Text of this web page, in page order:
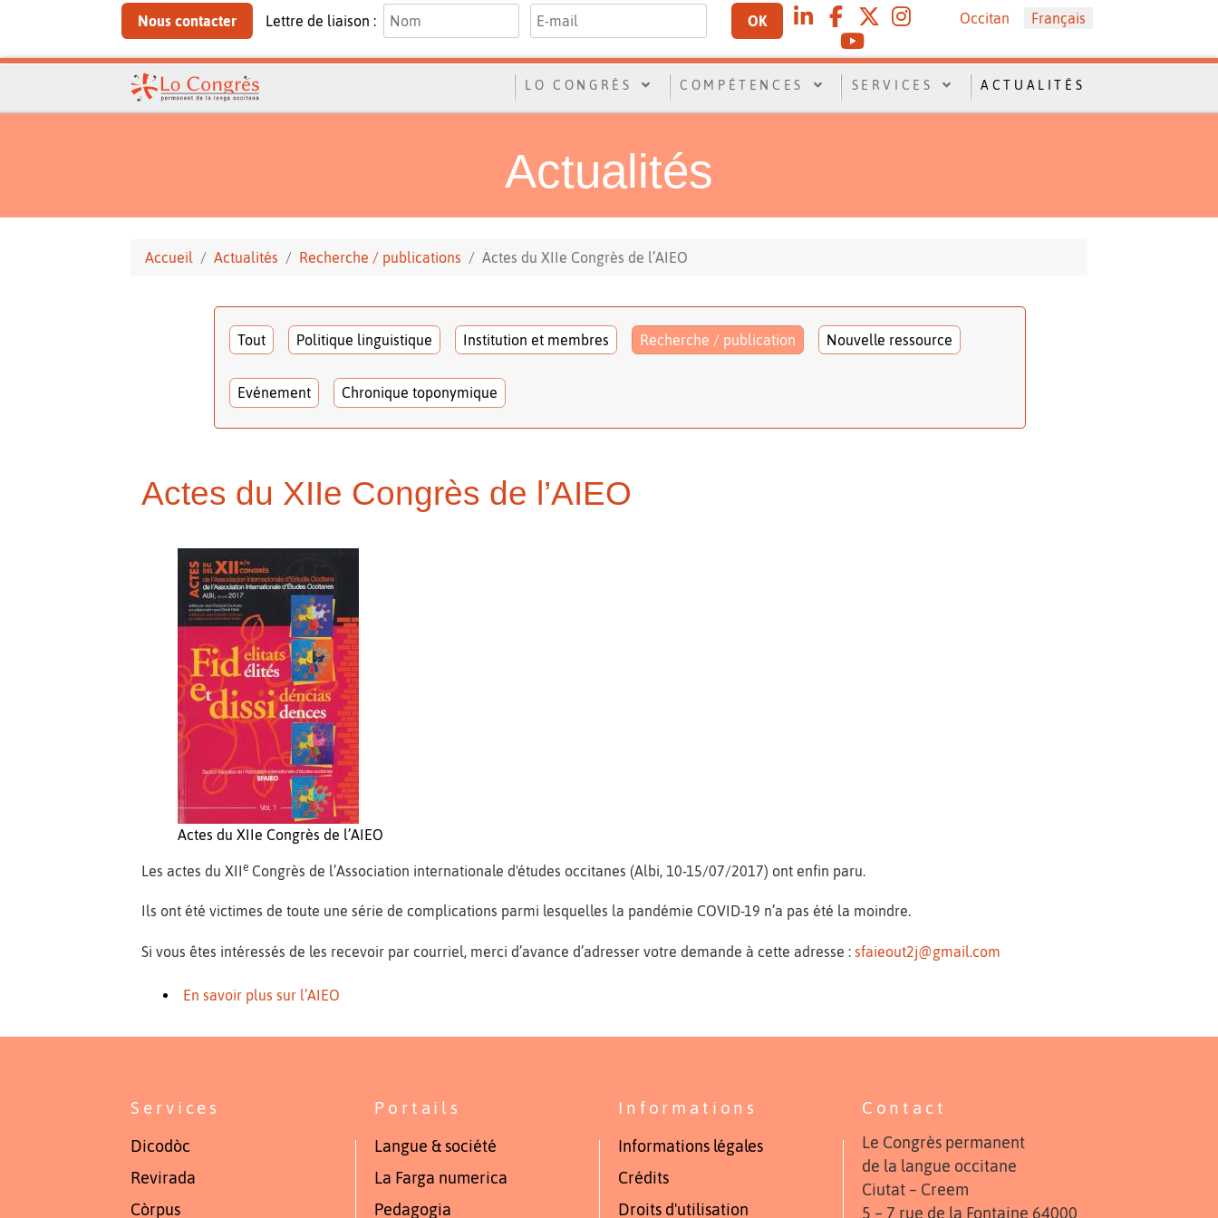
Nous contacter Lettre de liaison : OK Sélectionnez votre langue
Occitan Français
LO CONGRÈS COMPÉTENCES SERVICES ACTUALITÉS
Actualités
Accueil Actualités Recherche / publications Actes du XIIe Congrès de l’AIEO
Tout Politique linguistique Institution et membres Recherche / publication Nouvelle ressource
Evénement Chronique toponymique
Actes du XIIe Congrès de l’AIEO
Actes du XIIe Congrès de l’AIEO
Les actes du XIIe Congrès de l’Association internationale d'études occitanes (Albi, 10-15/07/2017) ont enfin paru.
Ils ont été victimes de toute une série de complications parmi lesquelles la pandémie COVID-19 n’a pas été la moindre.
Si vous êtes intéressés de les recevoir par courriel, merci d’avance d’adresser votre demande à cette adresse :sfaieout2j@gmail.com
En savoir plus sur l’AIEO
Services
Dicodòc
Revirada
Còrpus
Portails
Langue & société
La Farga numerica
Pedagogia
Informations
Informations légales
Crédits
Droits d'utilisation
Contact
Le Congrès permanent
de la langue occitane
Ciutat – Creem
5 – 7 rue de la Fontaine 64000